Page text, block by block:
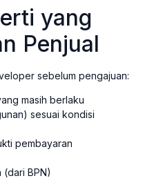
yang
Penjual
sebelum pengajuan:
masih berlaku
sesuai kondisi
pembayaran
BPN)